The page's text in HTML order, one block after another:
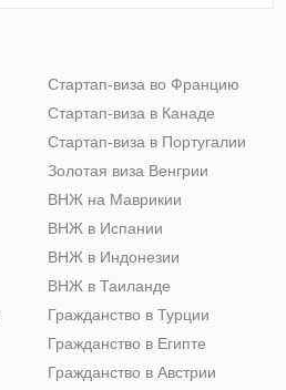
Стартап-виза во Францию
Стартап-виза в Канаде
Стартап-виза в Португалии
Золотая виза Венгрии
ВНЖ на Маврикии
ВНЖ в Испании
ВНЖ в Индонезии
ВНЖ в Таиланде
Гражданство в Турции
Гражданство в Египте
Гражданство в Австрии